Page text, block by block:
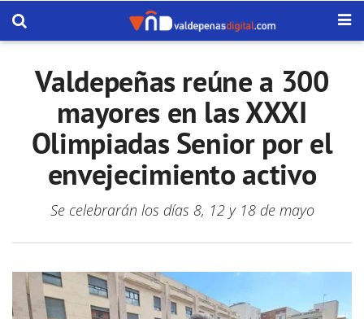
Valdepeñas reúne a 300
mayores en las XXXI
Olimpiadas Senior por el
envejecimiento activo
Se celebrarán los días 8, 12 y 18 de mayo